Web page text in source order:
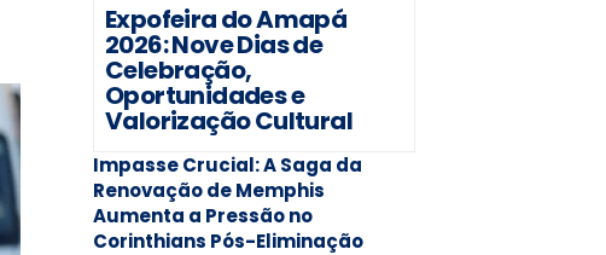
Expofeira do Amapá
2026: Nove Dias de
Celebração,
Oportunidades e
Valorização Cultural
Impasse Crucial: A Saga da
Renovação de Memphis
Aumenta a Pressão no
Corinthians Pós-Eliminação